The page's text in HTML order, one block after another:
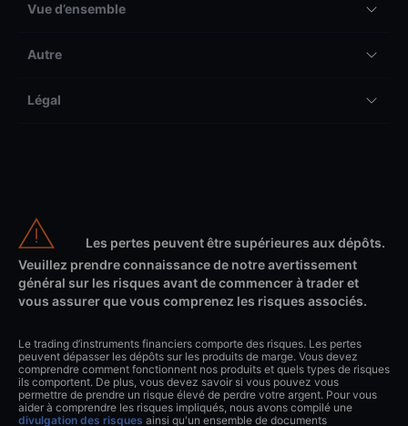
Vue d’ensemble
Autre
Légal
Les pertes peuvent être supérieures aux dépôts.
Veuillez prendre connaissance de notre avertissement
général sur les risques avant de commencer à trader et
vous assurer que vous comprenez les risques associés.
Le trading d’instruments financiers comporte des risques. Les pertes
peuvent dépasser les dépôts sur les produits de marge. Vous devez
comprendre comment fonctionnent nos produits et quels types de risques
ils comportent. De plus, vous devez savoir si vous pouvez vous
permettre de prendre un risque élevé de perdre votre argent. Pour vous
aider à comprendre les risques impliqués, nous avons compilé une
divulgation des risques ainsi qu'un ensemble de documents